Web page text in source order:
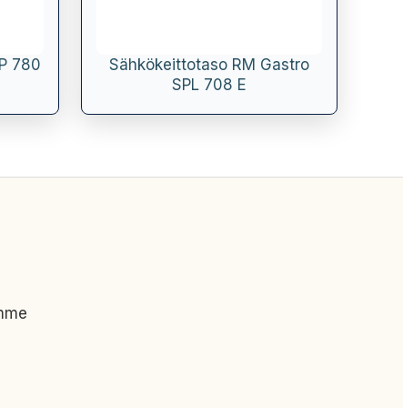
780
Sähkökeittotaso RM Gastro
SPL 708 E